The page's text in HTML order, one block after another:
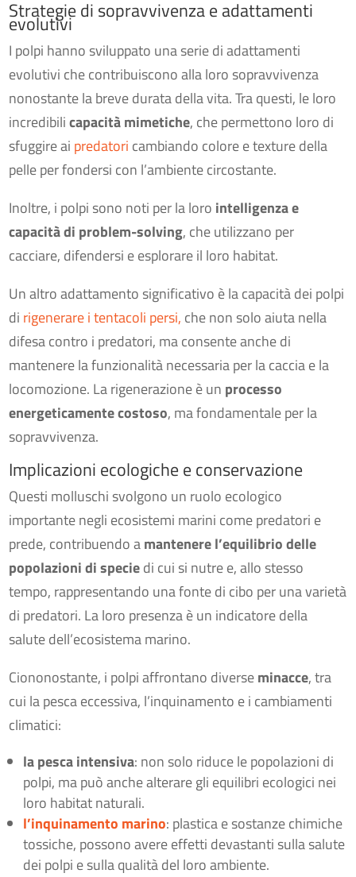
Strategie di sopravvivenza e adattamenti
evolutivi
I polpi hanno sviluppato una serie di adattamenti
evolutivi che contribuiscono alla loro sopravvivenza
nonostante la breve durata della vita. Tra questi, le loro
incredibilicapacità mimetiche, che permettono loro di
sfuggire ai predatori cambiando colore e texture della
pelle per fondersi con l’ambiente circostante.
Inoltre, i polpi sono noti per la loro intelligenza e
capacità di problem-solving, che utilizzano per
cacciare, difendersi e esplorare il loro habitat.
Un altro adattamento significativo è la capacità dei polpi
di rigenerare i tentacoli persi, che non solo aiuta nella
difesa contro i predatori, ma consente anche di
mantenere la funzionalità necessaria per la caccia e la
locomozione. La rigenerazione è un processo
energeticamente costoso, ma fondamentale per la
sopravvivenza.
Implicazioni ecologiche e conservazione
Questi molluschi svolgono un ruolo ecologico
importante negli ecosistemi marini come predatori e
prede, contribuendo amantenere l’equilibrio delle
popolazioni di speciedi cui si nutre e, allo stesso
tempo, rappresentando una fonte di cibo per una varietà
di predatori. La loro presenza è un indicatore della
salute dell’ecosistema marino.
Ciononostante, i polpi affrontano diverseminacce, tra
cui la pesca eccessiva, l’inquinamento e i cambiamenti
climatici:
la pesca intensiva: non solo riduce le popolazioni di
polpi, ma può anche alterare gli equilibri ecologici nei
loro habitat naturali.
l’inquinamento marino: plastica e sostanze chimiche
tossiche, possono avere effetti devastanti sulla salute
dei polpi e sulla qualità del loro ambiente.